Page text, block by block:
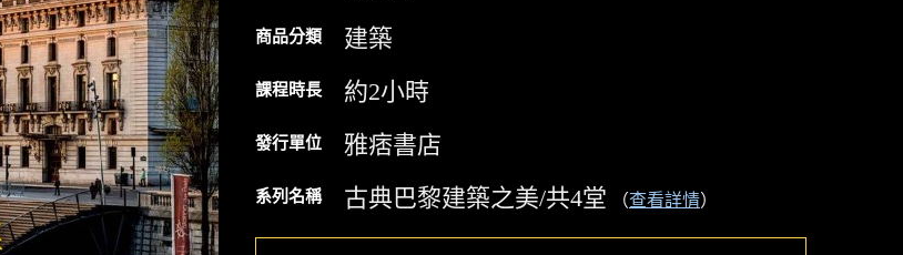
商品分類 建築
課程時長 約2小時
發行單位 雅痞書店
系列名稱 古典巴黎建築之美/共4堂 （查看詳情）